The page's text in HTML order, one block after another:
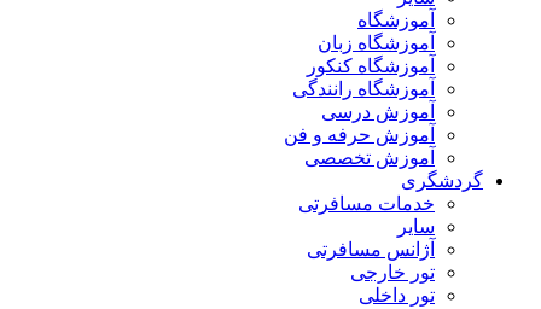
آموزشگاه
آموزشگاه زبان
آموزشگاه کنکور
آموزشگاه رانندگی
آموزش درسی
آموزش حرفه و فن
آموزش تخصصی
گردشگری
خدمات مسافرتی
سایر
آژانس مسافرتی
تور خارجی
تور داخلی